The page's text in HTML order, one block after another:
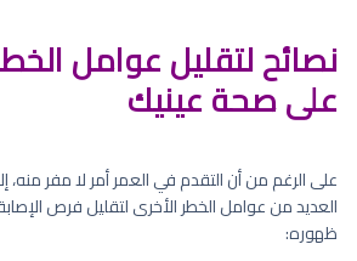
نصائح لتقليل عوامل
على صحة عينيك
على الرغم من أن التقدم في العمر أمر لا مفر منه،
العديد من عوامل الخطر الأخرى لتقليل فرص الإصابة
ظهوره: